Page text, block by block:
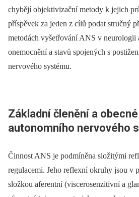
chybějí objektivizační metody k jejich
příspěvek za jeden z cílů podat stručný
metodách vyšetřování ANS v neurologii
onemocnění a stavů spojených s
nervového systému.
Základní členění a
autonomního nervového
Čin­nost ANS je podmíněna složitými
regulacemi. Jeho reflexní okruhy jsou v
složkou aferentní (viscerosenzitivní a